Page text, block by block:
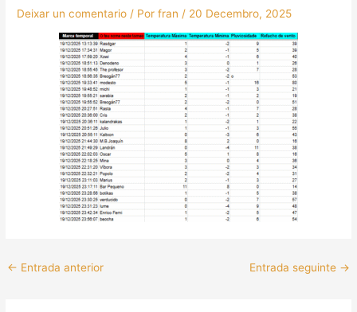
Deixar un comentario / Porfran/ 20 Decembro, 2025
← Entrada anterior Entrada seguinte →